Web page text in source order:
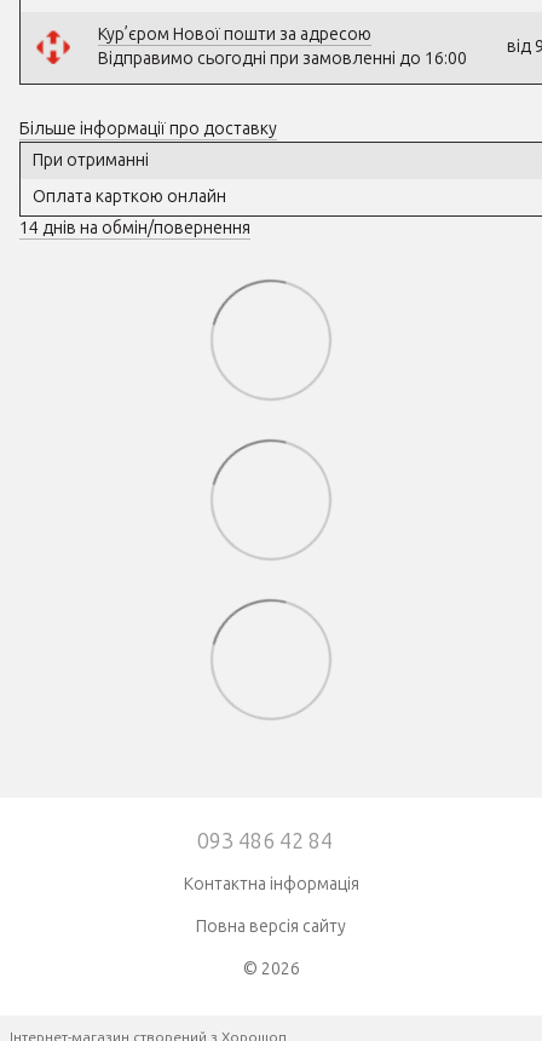
Кур’єром Нової пошти за адресою
Відправимо сьогодні при замовленні до 16:00
від
Більше інформації про доставку
При отриманні
Оплата карткою онлайн
14 днів на обмін/повернення
093 486 42 84
Контактна інформація
Повна версія сайту
© 2026
Інтернет-магазин створений з Хорошоп